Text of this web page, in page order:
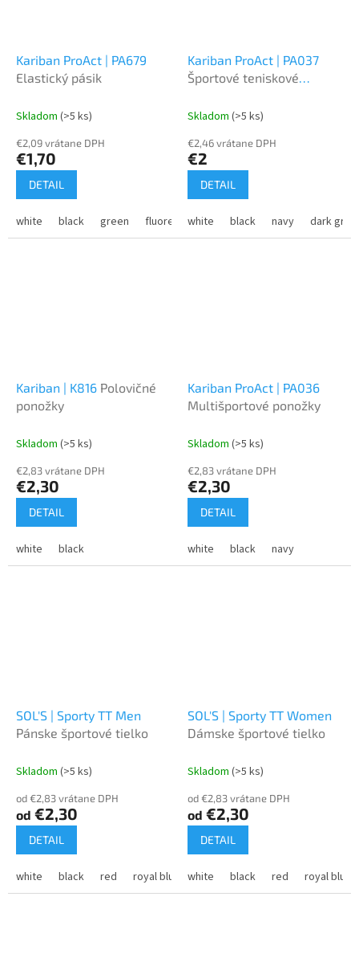
Kariban ProAct | PA679
Elastický pásik
Skladom (>5 ks)
€2,09 vrátane DPH
€1,70
DETAIL
white black green fluorescent orange fluorescent yellow
Kariban ProAct | PA037
Športové teniskové
Skladom (>5 ks)
€2,46 vrátane DPH
€2
DETAIL
white black navy dark grey
Kariban | K816 Polovičné
ponožky
Skladom (>5 ks)
€2,83 vrátane DPH
€2,30
DETAIL
white black
Kariban ProAct | PA036
Multišportové ponožky
Skladom (>5 ks)
€2,83 vrátane DPH
€2,30
DETAIL
white black navy
SOL'S | Sporty TT Men
Pánske športové tielko
Skladom (>5 ks)
od €2,83 vrátane DPH
od €2,30
DETAIL
white black red royal blue french navy neon yellow
SOL'S | Sporty TT Women
Dámske športové tielko
Skladom (>5 ks)
od €2,83 vrátane DPH
od €2,30
DETAIL
white black red royal blue